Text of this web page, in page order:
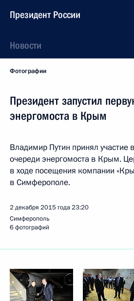
Президент России
Новости
Фотографии
Президент запустил
энергомоста в Крым
Владимир Путин принял участие
очереди энергомоста в Крым.
в ходе посещения компании
в Симферополе.
2 декабря 2015 года23:20
Симферополь
6 фотографий